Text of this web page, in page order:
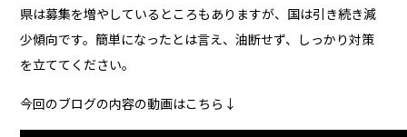
県は募集を増やしているところもありますが、国は引き続き減
少傾向です。簡単になったとは言え、油断せず、しっかり対策
を立ててください。
今回のブログの内容の動画はこちら↓